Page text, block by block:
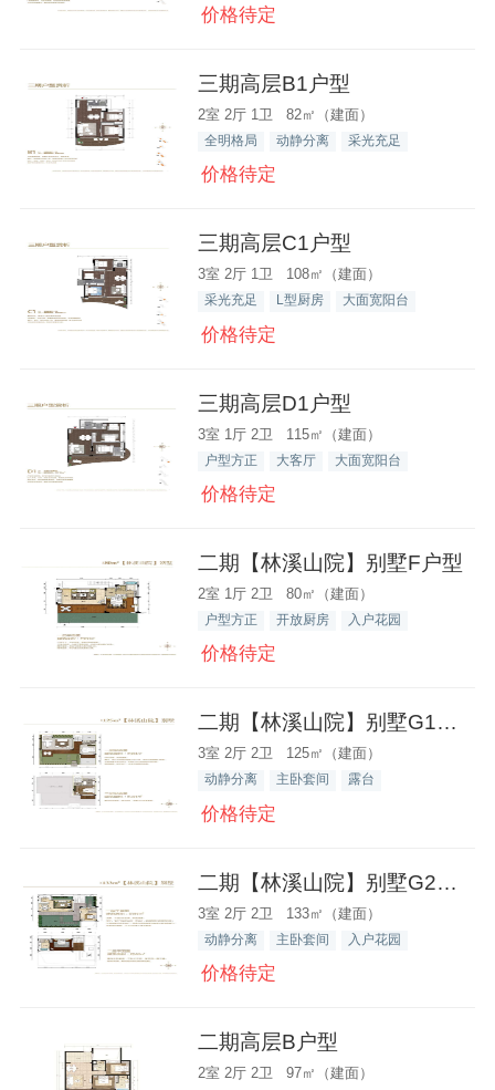
价格待定
三期高层B1户型
2室 2厅 1卫 82㎡（建面）
全明格局 动静分离 采光充足
价格待定
三期高层C1户型
3室 2厅 1卫 108㎡（建面）
采光充足 L型厨房 大面宽阳台
价格待定
三期高层D1户型
3室 1厅 2卫 115㎡（建面）
户型方正 大客厅 大面宽阳台
价格待定
二期【林溪山院】别墅F户型
2室 1厅 2卫 80㎡（建面）
户型方正 开放厨房 入户花园
价格待定
二期【林溪山院】别墅G1户型
3室 2厅 2卫 125㎡（建面）
动静分离 主卧套间 露台
价格待定
二期【林溪山院】别墅G2户型
3室 2厅 2卫 133㎡（建面）
动静分离 主卧套间 入户花园
价格待定
二期高层B户型
2室 2厅 2卫 97㎡（建面）